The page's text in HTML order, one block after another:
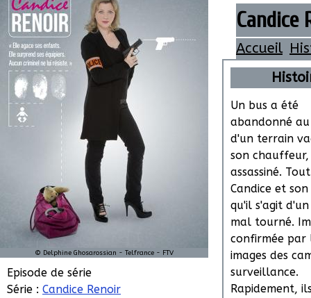
© Delphine Ghosarossian - Telfrance - FTV
Episode de série
Série : Candice Renoir
Accueil
Un bus a été
abandonné
d'un terrain
son
assassiné.
Candice et
qu'il s'agit
mal tourné.
confirmée par
images des
surveillance.
Rapidement,